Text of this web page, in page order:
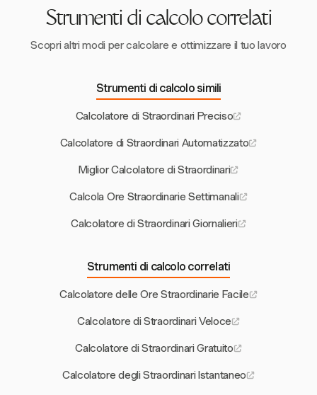
Strumenti di calcolo correlati
Scopri altri modi per calcolare e ottimizzare il tuo lavoro
Strumenti di calcolo simili
Calcolatore di Straordinari Preciso
Calcolatore di Straordinari Automatizzato
Miglior Calcolatore di Straordinari
Calcola Ore Straordinarie Settimanali
Calcolatore di Straordinari Giornalieri
Strumenti di calcolo correlati
Calcolatore delle Ore Straordinarie Facile
Calcolatore di Straordinari Veloce
Calcolatore di Straordinari Gratuito
Calcolatore degli Straordinari Istantaneo